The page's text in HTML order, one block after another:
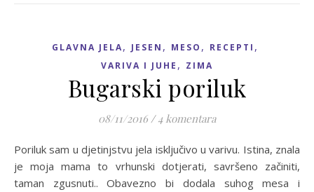
GLAVNA JELA, JESEN , MESO , RECEPTI ,
VARIVA I JUHE , ZIMA
Bugarski poriluk
08/11/2016 / 4 komentara
Poriluk sam u djetinjstvu jela isključivo u varivu. Istina, znala
je moja mama to vrhunski dotjerati, savršeno začiniti,
taman zgusnuti.. Obavezno bi dodala suhog mesa i